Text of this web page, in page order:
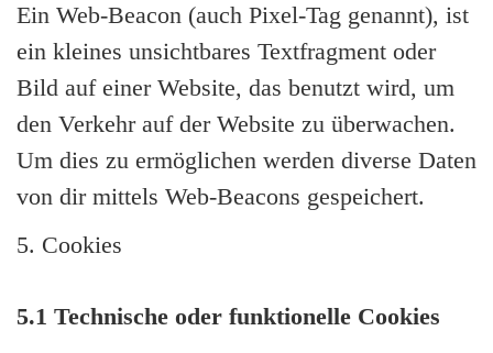
Ein Web-Beacon (auch Pixel-Tag genannt), ist
ein kleines unsichtbares Textfragment oder
Bild auf einer Website, das benutzt wird, um
den Verkehr auf der Website zu überwachen.
Um dies zu ermöglichen werden diverse Daten
von dir mittels Web-Beacons gespeichert.
5. Cookies
5.1 Technische oder funktionelle Cookies